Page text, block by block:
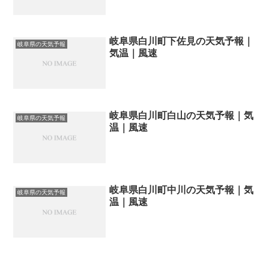
岐阜県の天気予報
岐阜県白川町下佐見の天気予報｜
気温｜風速
岐阜県の天気予報
岐阜県白川町白山の天気予報｜気
温｜風速
岐阜県の天気予報
岐阜県白川町中川の天気予報｜気
温｜風速